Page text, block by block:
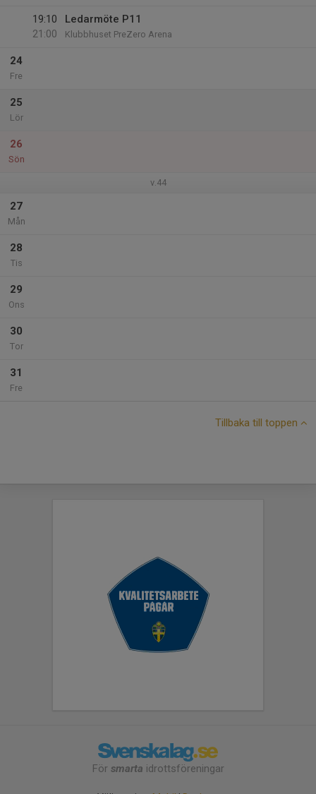
19:10
21:00
Ledarmöte P11
Klubbhuset PreZero Arena
24
Fre
25
Lör
26
Sön
v.44
27
Mån
28
Tis
29
Ons
30
Tor
31
Fre
Tillbaka till toppen
För smarta idrottsföreningar